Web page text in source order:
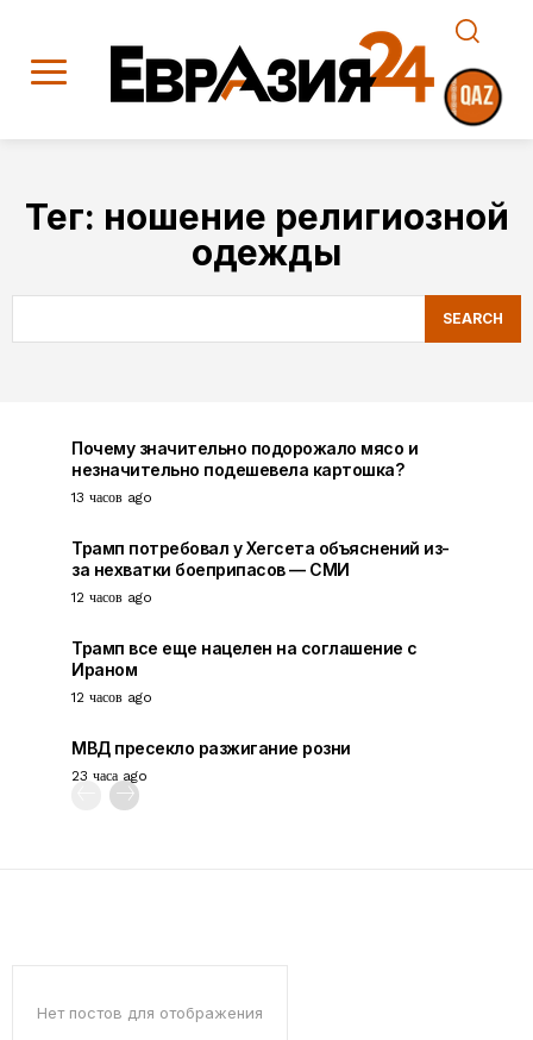
Тег: ношение религиозной
одежды
SEARCH
Почему значительно подорожало мясо и
незначительно подешевела картошка?
13 часов ago
Трамп потребовал у Хегсета объяснений из-
за нехватки боеприпасов — СМИ
12 часов ago
Трамп все еще нацелен на соглашение с
Ираном
12 часов ago
МВД пресекло разжигание розни
23 часа ago
Нет постов для отображения